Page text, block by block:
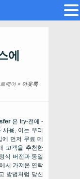
에
웨어 » 아웃룩
은 try-전에 -
용, 이는 우리
먼저 무료 데
고객을 추천한
식 버전과 동일
서 가져온 연락
방법처럼 당신